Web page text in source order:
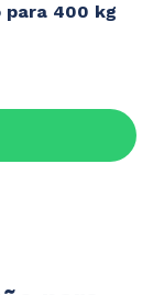
para 400 kg